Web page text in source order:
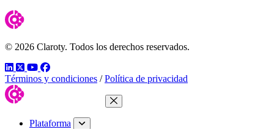
© 2026 Claroty. Todos los derechos reservados.
LinkedIn
TwitterYouTube
Facebook
Términos y condiciones / Política de privacidad
Cerrar menú
Plataforma